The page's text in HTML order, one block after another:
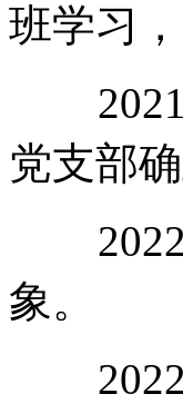
班学习
2021
党支部
2022
象。
2022